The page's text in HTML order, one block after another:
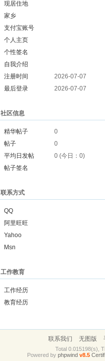
现居住地
家乡
支付宝账号
个人主页
个性签名
自我介绍
注册时间
2026-07-07
最后登录
2026-07-07
社区信息
精华帖子
0
帖子
0
平均日发帖
0 (今日：0)
帖子签名
联系方式
QQ
阿里旺旺
Yahoo
Msn
工作教育
工作经历
教育经历
联系我们 无图版
Total 0.015198(s),
Powered by phpwind v8.5